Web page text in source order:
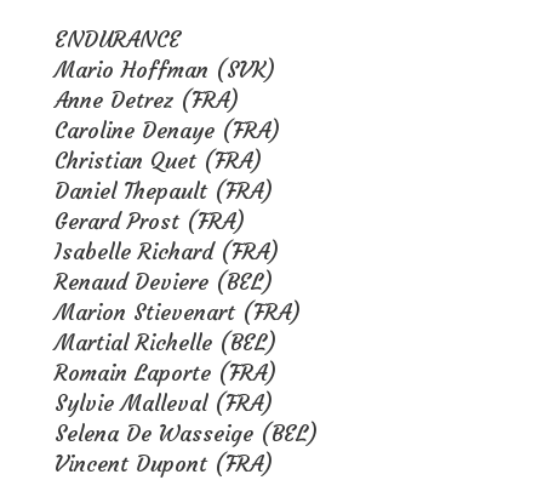
ENDURANCE
Mario Hoffman (SVK)
Anne Detrez (FRA)
Caroline Denaye (FRA)
Christian Quet (FRA)
Daniel Thepault (FRA)
Gerard Prost (FRA)
Isabelle Richard (FRA)
Renaud Deviere (BEL)
Marion Stievenart (FRA)
Martial Richelle (BEL)
Romain Laporte (FRA)
Sylvie Malleval (FRA)
Selena De Wasseige (BEL)
Vincent Dupont (FRA)